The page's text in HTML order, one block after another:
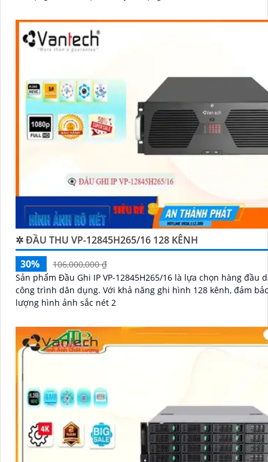
✲ ĐẦU THU VP-12845H265/16 128 KÊNH
30%
106,000,000 ₫
Sản phẩm Đầu Ghi IP VP-12845H265/16 là lựa chọn hàng đầu
công trình dân dụng. Với khả năng ghi hình 128 kênh, đảm bảo chất
lượng hình ảnh sắc nét 2